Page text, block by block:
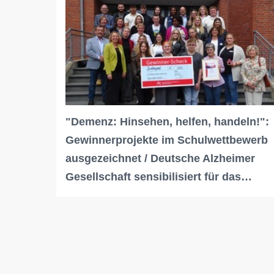
"Demenz: Hinsehen, helfen, handeln!":
Gewinnerprojekte im Schulwettbewerb
ausgezeichnet / Deutsche Alzheimer
Gesellschaft sensibilisiert für das…